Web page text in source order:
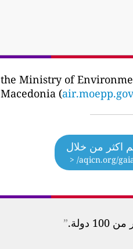
the Ministry of
Macedonia (
اكثر من خلال
دولة. ”